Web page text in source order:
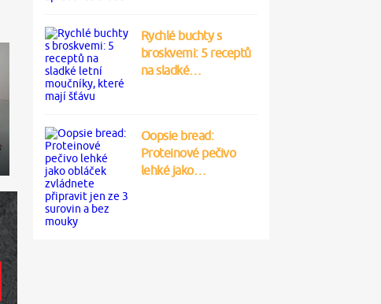
Rychlé buchty s
broskvemi: 5 receptů
na sladké…
Oopsie bread:
Proteinové pečivo
lehké jako…